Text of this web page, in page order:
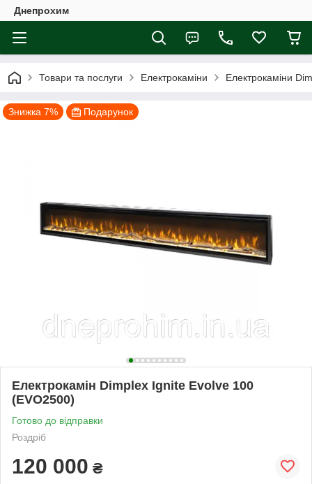
Днепрохим
Товари та послуги Електрокаміни Електрокаміни
Знижка 7% Подарунок
Електрокамін Dimplex Ignite Evolve 100
(EVO2500)
Готово до відправки
Роздріб
120 000 ₴